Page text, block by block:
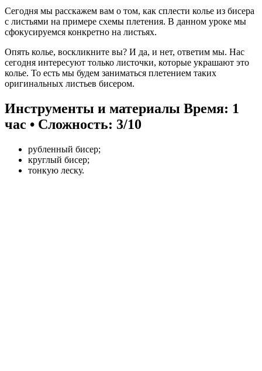
Сегодня мы расскажем вам о том, как сплести колье из бисера
с листьями на примере схемы плетения. В данном уроке мы
сфокусируемся конкретно на листьях.
Опять колье, воскликните вы? И да, и нет, ответим мы. Нас
сегодня интересуют только листочки, которые украшают это
колье. То есть мы будем заниматься плетением таких
оригинальных листьев бисером.
Инструменты и материалы Время: 1
час • Сложность: 3/10
рубленный бисер;
круглый бисер;
тонкую леску.